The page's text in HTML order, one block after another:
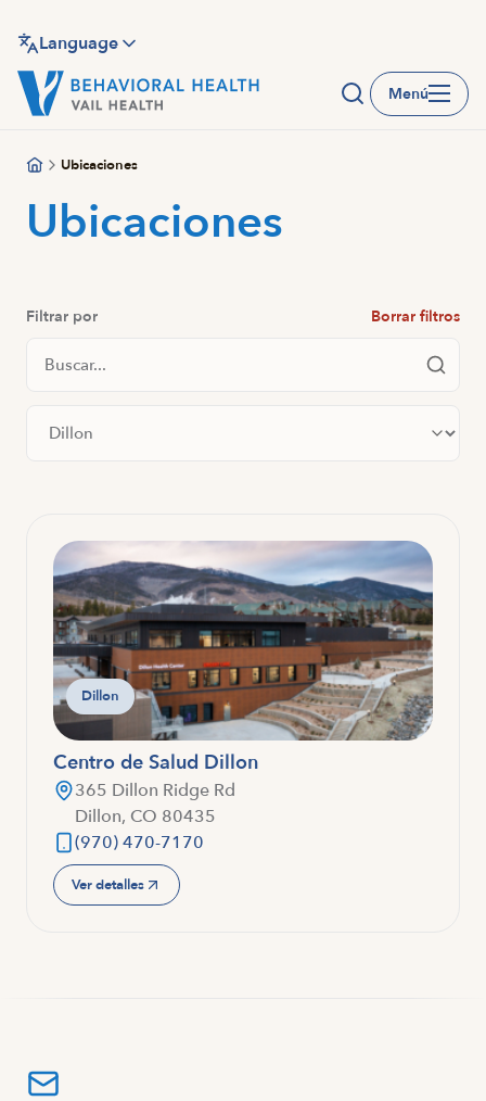
contenido
principal
Language
Menú
Ubicaciones
Ubicaciones
Filtrar por Borrar filtros
Dillon
Centro de Salud Dillon
365 Dillon Ridge Rd
Dillon, CO 80435
(970) 470-7170
Ver detalles